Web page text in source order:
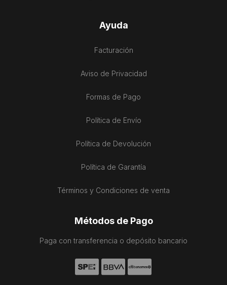
Ayuda
Facturación
Aviso de Privacidad
Formas de Pago
Política de Envío
Política de Devolución
Política de Garantía
Términos y Condiciones de venta
Métodos de Pago
Paga con transferencia o depósito bancario